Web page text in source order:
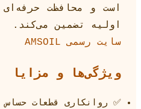
است و محافظت
اولیه تضمین می‌کند.
سایت رسمی AMSOIL
ویژگی‌ها و مزایا
✅ روانکاری قطعات